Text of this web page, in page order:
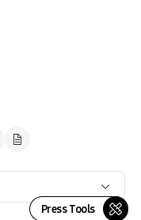
Press Tools